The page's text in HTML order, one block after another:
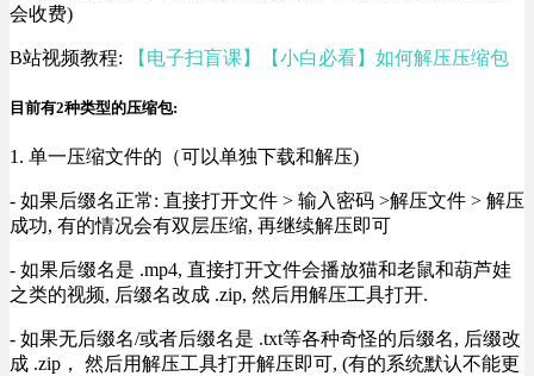
会收费)
B站视频教程: 【电子扫盲课】【小白必看】如何解压压缩包
目前有2种类型的压缩包:
1. 单一压缩文件的（可以单独下载和解压)
- 如果后缀名正常: 直接打开文件 > 输入密码 >解压文件 > 解压
成功, 有的情况会有双层压缩, 再继续解压即可
- 如果后缀名是 .mp4, 直接打开文件会播放猫和老鼠和葫芦娃
之类的视频, 后缀名改成 .zip, 然后用解压工具打开.
- 如果无后缀名/或者后缀名是 .txt等各种奇怪的后缀名, 后缀改
成 .zip， 然后用解压工具打开解压即可, (有的系统默认不能更